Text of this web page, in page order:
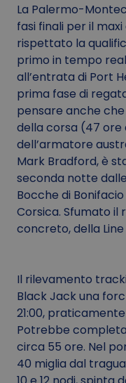
La Palermo-
fasi finali per il
rispettato la
primo in tempo
all’entrata di Port
prima fase di
pensare anche
della corsa (47 ore
dell’armatore
Mark Bradford, è
seconda notte
Bocche di
Corsica. Sfumato il
concreto, della Line
Il rilevamento
Black Jack una
21:00,
Potrebbe
circa 55 ore. Nel
40 miglia dal